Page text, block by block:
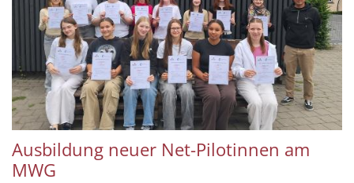
Ausbildung neuer Net-Pilotinnen am
MWG